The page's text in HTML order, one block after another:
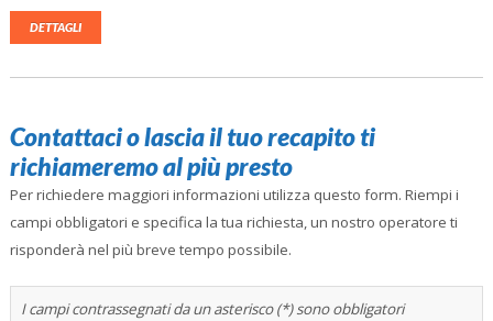
DETTAGLI
Contattaci o lascia il tuo recapito ti
richiameremo al più presto
Per richiedere maggiori informazioni utilizza questo form. Riempi i
campi obbligatori e specifica la tua richiesta, un nostro operatore ti
risponderà nel più breve tempo possibile.
I campi contrassegnati da un asterisco (*) sono obbligatori